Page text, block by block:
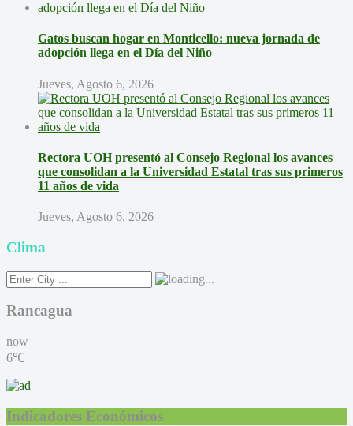
Gatos buscan hogar en Monticello: nueva jornada de
adopción llega en el Día del Niño
Jueves, Agosto 6, 2026
Rectora UOH presentó al Consejo Regional los avances
que consolidan a la Universidad Estatal tras sus primeros
11 años de vida
Jueves, Agosto 6, 2026
Clima
Rancagua
now
6℃
Indicadores Económicos